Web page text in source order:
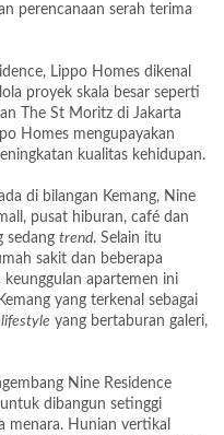
perencanaan serah terima
Lippo Homes dikenal
proyek skala besar seperti
The St Moritz di Jakarta
Homes mengupayakan
kualitas kehidupan.
di bilangan Kemang, Nine
pusat hiburan, café dan
sedang trend. Selain itu
sakit dan beberapa
keunggulan apartemen ini
yang terkenal sebagai
yang bertaburan galeri,
Nine Residence
dibangun setinggi
menara. Hunian vertikal